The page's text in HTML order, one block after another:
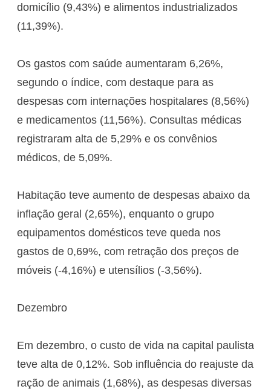
domicílio (9,43%) e alimentos industrializados
(11,39%).
Os gastos com saúde aumentaram 6,26%,
segundo o índice, com destaque para as
despesas com internações hospitalares (8,56%)
e medicamentos (11,56%). Consultas médicas
registraram alta de 5,29% e os convênios
médicos, de 5,09%.
Habitação teve aumento de despesas abaixo da
inflação geral (2,65%), enquanto o grupo
equipamentos domésticos teve queda nos
gastos de 0,69%, com retração dos preços de
móveis (-4,16%) e utensílios (-3,56%).
Dezembro
Em dezembro, o custo de vida na capital paulista
teve alta de 0,12%. Sob influência do reajuste da
ração de animais (1,68%), as despesas diversas